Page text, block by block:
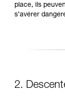
place, ils
s’avérer
2.